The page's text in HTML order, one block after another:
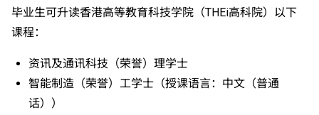
如五科香港中学文凭考试的其中一科为公民与社会发展
科，一般入学条件为在该科取得「达标」成绩，以及在
其他四个香港中学文凭考试科目（包括中国语文和英国
语文）取得第二级或以上成绩。另外，数学科延伸部分
（单元一或单元二）第二级或以上成绩亦被接受为一般
入学条件中的五科之一。如申请人同时持有单元一及单
元二成绩，于申请入学时只计算成绩较佳的一个单元。
毕业生可升读香港高等教育科技学院（THEi高科院）以下
课程：
资讯及通讯科技（荣誉）理学士
智能制造（荣誉）工学士（授课语言：中文（普通
话））